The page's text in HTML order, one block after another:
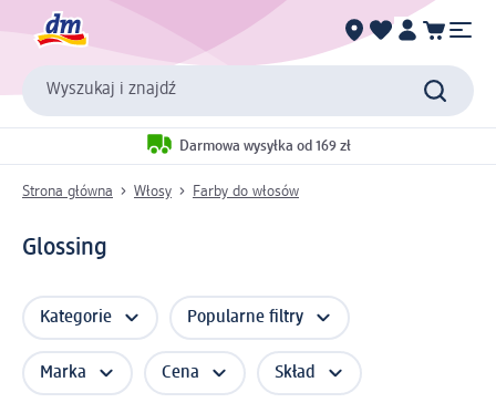
Wyszukaj i znajdź
Darmowa wysyłka od 169 zł
Strona główna Włosy Farby do włosów
Glossing
Kategorie Popularne filtry
Marka Cena Skład